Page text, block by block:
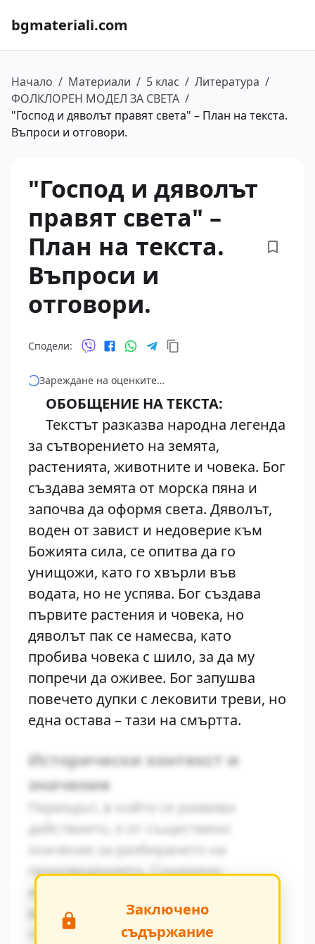
bgmateriali.com
Начало / Материали / 5 клас / Литература /
ФОЛКЛОРЕН МОДЕЛ ЗА СВЕТА /
"Господ и дяволът правят света" – План на текста.
Въпроси и отговори.
"Господ и дяволът
правят света" –
План на текста.
Въпроси и
отговори.
Сподели:
Зареждане на оценките…
ОБОБЩЕНИЕ НА ТЕКСТА:
Текстът разказва народна легенда
за сътворението на земята,
растенията, животните и човека. Бог
създава земята от морска пяна и
започва да оформя света. Дяволът,
воден от завист и недоверие към
Божията сила, се опитва да го
унищожи, като го хвърли във
водата, но не успява. Бог създава
първите растения и човека, но
дяволът пак се намесва, като
пробива човека с шило, за да му
попречи да оживее. Бог запушва
повечето дупки с лековити треви, но
една остава – тази на смъртта.
Исторически контекст и
значение
Периодът, в който се развива
действието, е от съществено
значение за разбирането на
произведението. Социално-
икономическите условия оказват
влияние върху поведението на
героите.
Заключено
съдържание